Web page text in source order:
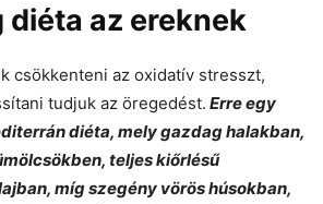
az ereknek
csökkenteni az oxidatív stresszt,
tudjuk az öregedést. Erre egy
diéta, mely gazdag halakban,
teljes kiőrlésű
míg szegény vörös húsokban,